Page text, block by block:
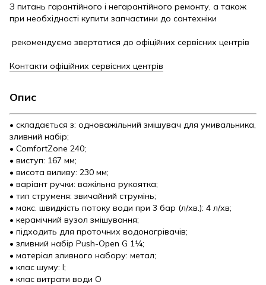
З питань гарантійного і негарантійного ремонту, а також
при необхідності купити запчастини до сантехніки
рекомендуємо звертатися до офіційних сервісних центрів
Контакти офіційних сервісних центрів
Опис
• складається з: одноважільний змішувач для умивальника,
зливний набір;
• ComfortZone 240;
• виступ: 167 мм;
• висота виливу: 230 мм;
• варіант ручки: важільна рукоятка;
• тип струменя: звичайний струмінь;
• макс. швидкість потоку води при 3 бар (л/хв.): 4 л/хв;
• керамічний вузол змішування;
• підходить для проточних водонагрівачів;
• зливний набір Push-Open G 1¼;
• матеріал зливного набору: метал;
• клас шуму: I;
• клас витрати води O